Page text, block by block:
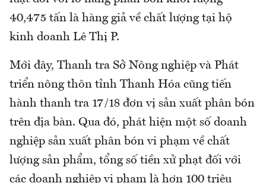
40,475 tấn là hàng giả về chất lượng tại hộ
kinh doanh Lê Thị P.
Mới đây, Thanh tra Sở Nông nghiệp và Phát
triển nông thôn tỉnh Thanh Hóa cũng tiến
hành thanh tra 17/18 đơn vị sản xuất phân bón
trên địa bàn. Qua đó, phát hiện một số doanh
nghiệp sản xuất phân bón vi phạm về chất
lượng sản phẩm, tổng số tiền xử phạt đối với
các doanh nghiệp vi phạm là hơn 100 triệu